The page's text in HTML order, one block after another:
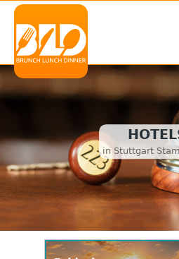
in Stuttgart